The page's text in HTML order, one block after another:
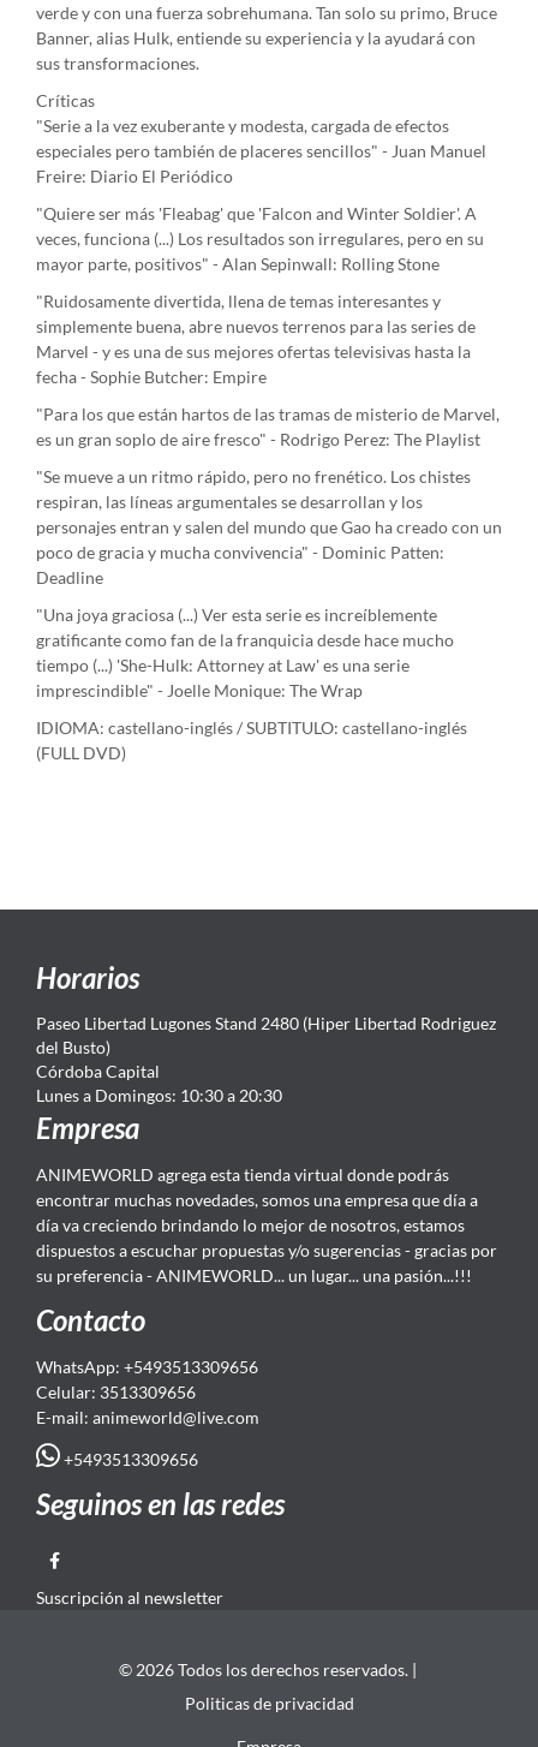
verde y con una fuerza sobrehumana. Tan solo su primo, Bruce
Banner, alias Hulk, entiende su experiencia y la ayudará con
sus transformaciones.
Críticas
"Serie a la vez exuberante y modesta, cargada de efectos
especiales pero también de placeres sencillos" - Juan Manuel
Freire: Diario El Periódico
"Quiere ser más 'Fleabag' que 'Falcon and Winter Soldier'. A
veces, funciona (...) Los resultados son irregulares, pero en su
mayor parte, positivos" - Alan Sepinwall: Rolling Stone
"Ruidosamente divertida, llena de temas interesantes y
simplemente buena, abre nuevos terrenos para las series de
Marvel - y es una de sus mejores ofertas televisivas hasta la
fecha - Sophie Butcher: Empire
"Para los que están hartos de las tramas de misterio de Marvel,
es un gran soplo de aire fresco" - Rodrigo Perez: The Playlist
"Se mueve a un ritmo rápido, pero no frenético. Los chistes
respiran, las líneas argumentales se desarrollan y los
personajes entran y salen del mundo que Gao ha creado con un
poco de gracia y mucha convivencia" - Dominic Patten:
Deadline
"Una joya graciosa (...) Ver esta serie es increíblemente
gratificante como fan de la franquicia desde hace mucho
tiempo (...) 'She-Hulk: Attorney at Law' es una serie
imprescindible" - Joelle Monique: The Wrap
IDIOMA: castellano-inglés / SUBTITULO: castellano-inglés
(FULL DVD)
Horarios
Paseo Libertad Lugones Stand 2480 (Hiper Libertad Rodriguez
del Busto)
Córdoba Capital
Lunes a Domingos: 10:30 a 20:30
Empresa
ANIMEWORLD agrega esta tienda virtual donde podrás
encontrar muchas novedades, somos una empresa que día a
día va creciendo brindando lo mejor de nosotros, estamos
dispuestos a escuchar propuestas y/o sugerencias - gracias por
su preferencia - ANIMEWORLD... un lugar... una pasión...!!!
Contacto
WhatsApp: +5493513309656
Celular: 3513309656
E-mail: animeworld@live.com
+5493513309656
Seguinos en las redes
Suscripción al newsletter
© 2026 Todos los derechos reservados. |
Politicas de privacidad